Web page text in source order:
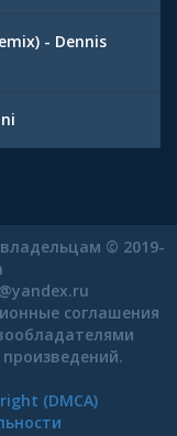
- Dennis
© 2019-
@yandex.ru
соглашения
(DMCA)